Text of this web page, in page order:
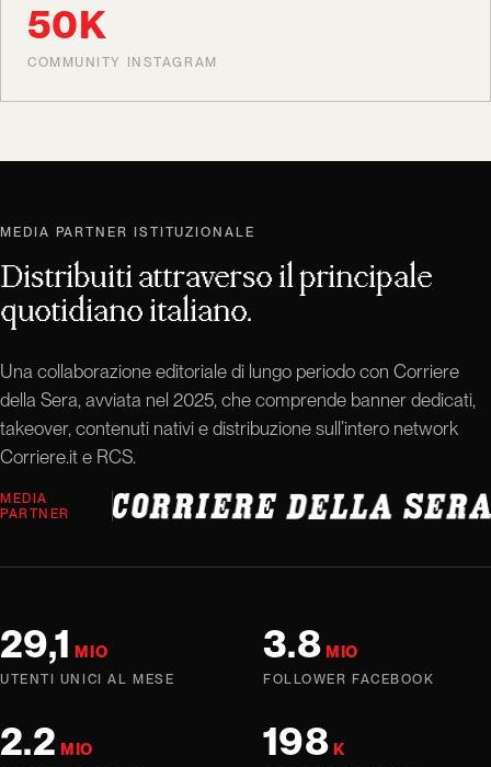
50K
COMMUNITY INSTAGRAM
MEDIA PARTNER ISTITUZIONALE
Distribuiti attraverso il principale
quotidiano italiano.
Una collaborazione editoriale di lungo periodo con Corriere
della Sera, avviata nel 2025, che comprende banner dedicati,
takeover, contenuti nativi e distribuzione sull’intero network
Corriere.it e RCS.
MEDIA
PARTNER
29,1 MIO
UTENTI UNICI AL MESE
3.8 MIO
FOLLOWER FACEBOOK
2.2 MIO 198 K